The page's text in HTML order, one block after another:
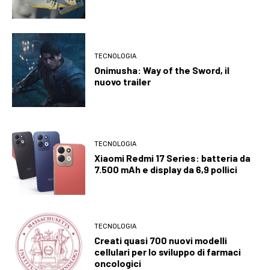
TECNOLOGIA
Onimusha: Way of the Sword, il
nuovo trailer
TECNOLOGIA
Xiaomi Redmi 17 Series: batteria da
7.500 mAh e display da 6,9 pollici
TECNOLOGIA
Creati quasi 700 nuovi modelli
cellulari per lo sviluppo di farmaci
oncologici